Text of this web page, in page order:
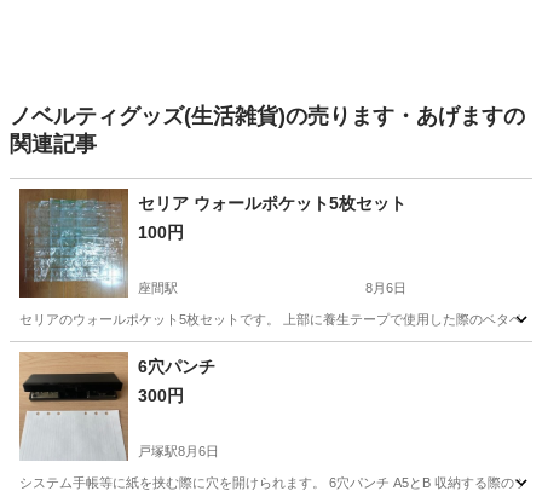
ノベルティグッズ(生活雑貨)の売ります・あげますの
関連記事
セリア ウォールポケット5枚セット
100円
座間駅 8月6日
セリアのウォールポケット5枚セットです。 上部に養生テープで使用した際のベタベ
神奈川 座間市 座間駅
6穴パンチ
300円
戸塚駅8月6日
システム手帳等に紙を挟む際に穴を開けられます。 6穴パンチ A5とB 収納する際の